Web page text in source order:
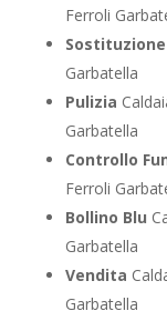
Ferroli
Sostituzione
Garbatella
Pulizia
Garbatella
Controllo
Ferroli
Bollino Blu
Garbatella
Vendita
Garbatella